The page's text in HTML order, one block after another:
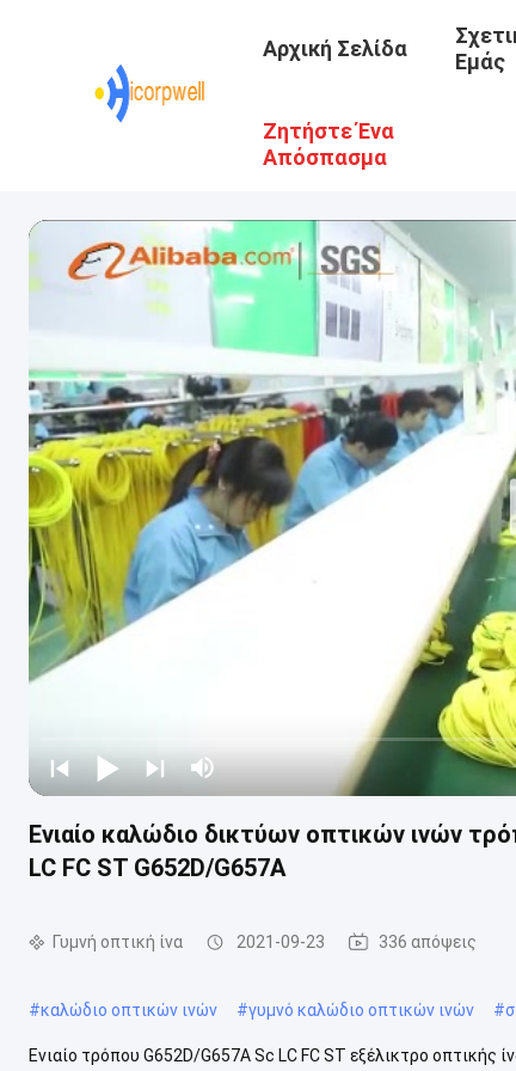
Αρχική Σελίδα
Εμάς
Ζητήστε Ένα
Απόσπασμα
Ενιαίο καλώδιο δικτύων οπτικών ινών
LC FC ST G652D/G657A
Γυμνή οπτική ίνα 2021-09-23 336 απόψεις
#καλώδιο οπτικών ινών #γυμνό καλώδιο οπτικών ινών #
Ενιαίο τρόπου G652D/G657A Sc LC FC ST εξέλικτρο οπτικής